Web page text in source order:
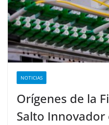
NOTICIAS
Orígenes de la
Salto Innovador